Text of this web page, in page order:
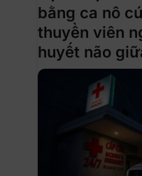
bằng ca nô
thuyền viên
huyết não